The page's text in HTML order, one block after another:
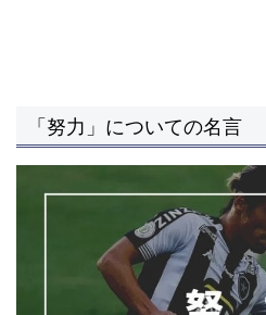
「努力」についての名言